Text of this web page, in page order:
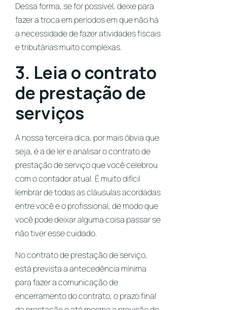
Dessa forma, se for possível, deixe para
fazer a troca em períodos em que não há
a necessidade de fazer atividades fiscais
e tributárias muito complexas.
3. Leia o contrato
de prestação de
serviços
A nossa terceira dica, por mais óbvia que
seja, é a de ler e analisar o contrato de
prestação de serviço que você celebrou
com o contador atual. É muito difícil
lembrar de todas as cláusulas acordadas
entre você e o profissional, de modo que
você pode deixar alguma coisa passar se
não tiver esse cuidado.
No contrato de prestação de serviço,
está prevista a antecedência mínima
para fazer a comunicação de
encerramento do contrato, o prazo final